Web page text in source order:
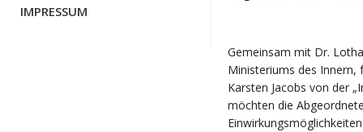
IMPRESSUM
Gemeinsam mit Dr.
Ministeriums des Innern,
Karsten Jacobs von der
möchten die